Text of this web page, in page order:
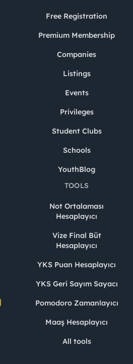
Free Registration
Premium Membership
Companies
Listings
Events
Privileges
Student Clubs
Schools
YouthBlog
TOOLS
Not Ortalaması
Hesaplayıcı
Vize Final Büt
Hesaplayıcı
YKS Puan Hesaplayıcı
YKS Geri Sayım Sayacı
Pomodoro Zamanlayıcı
Maaş Hesaplayıcı
All tools